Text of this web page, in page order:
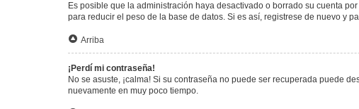
Es posible que la administración haya desactivado o borrado su cuenta
para reducir el peso de la base de datos. Si es así, registrese de nuevo y
Arriba
¡Perdí mi contraseña!
No se asuste, ¡calma! Si su contraseña no puede ser recuperada puede
nuevamente en muy poco tiempo.